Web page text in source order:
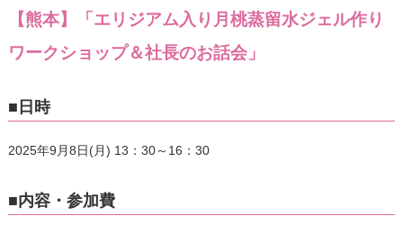
【熊本】「エリジアム入り月桃蒸留水ジェル作り
ワークショップ＆社長のお話会」
■日時
2025年9月8日(月) 13：30～16：30
■内容・参加費